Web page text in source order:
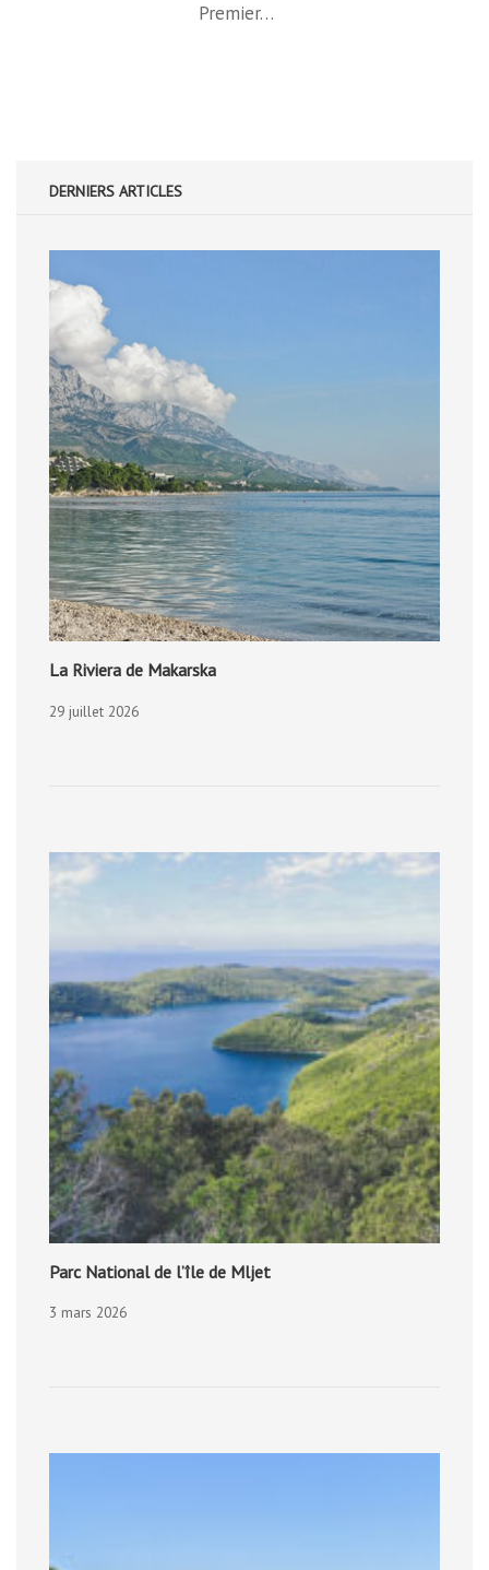
Premier…
DERNIERS ARTICLES
La Riviera de Makarska
29 juillet 2026
Parc National de l’île de Mljet
3 mars 2026